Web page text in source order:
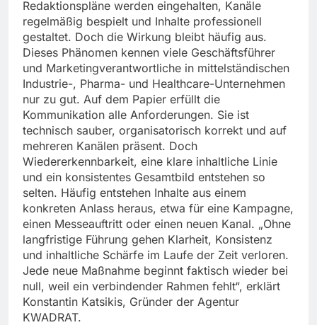
Redaktionspläne werden eingehalten, Kanäle
regelmäßig bespielt und Inhalte professionell
gestaltet. Doch die Wirkung bleibt häufig aus.
Dieses Phänomen kennen viele Geschäftsführer
und Marketingverantwortliche in mittelständischen
Industrie-, Pharma- und Healthcare-Unternehmen
nur zu gut. Auf dem Papier erfüllt die
Kommunikation alle Anforderungen. Sie ist
technisch sauber, organisatorisch korrekt und auf
mehreren Kanälen präsent. Doch
Wiedererkennbarkeit, eine klare inhaltliche Linie
und ein konsistentes Gesamtbild entstehen so
selten. Häufig entstehen Inhalte aus einem
konkreten Anlass heraus, etwa für eine Kampagne,
einen Messeauftritt oder einen neuen Kanal. „Ohne
langfristige Führung gehen Klarheit, Konsistenz
und inhaltliche Schärfe im Laufe der Zeit verloren.
Jede neue Maßnahme beginnt faktisch wieder bei
null, weil ein verbindender Rahmen fehlt“, erklärt
Konstantin Katsikis, Gründer der Agentur
KWADRAT.